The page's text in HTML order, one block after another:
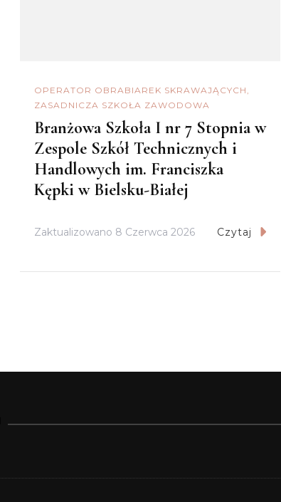
OPERATOR OBRABIAREK SKRAWAJĄCYCH
ZASADNICZA SZKOŁA ZAWODOWA
Branżowa Szkoła I nr 7 Stopnia w
Zespole Szkół Technicznych i
Handlowych im. Franciszka
Kępki w Bielsku-Białej
Zaktualizowano 8 Czerwca 2026 Czytaj